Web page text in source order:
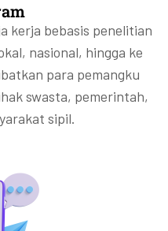
kerja bebasis penelitian
nasional, hingga ke
para pemangku
swasta, pemerintah,
sipil.